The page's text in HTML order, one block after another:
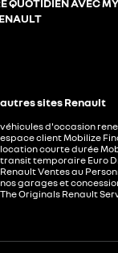
QUOTIDIEN AVEC MY
autres sites Renault
véhicules d'occasion
espace client Mobilize
location courte durée
transit temporaire Euro
Renault Ventes au
nos garages et
The Originals Renault